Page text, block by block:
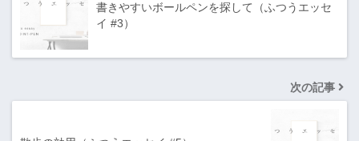
書きやすいボールペンを探して（ふつうエッセ
イ #3）
次の記事